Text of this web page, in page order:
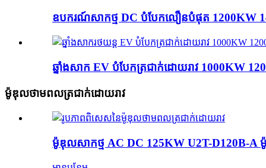
ឧបករណ៍សាកថ្ម DC បំបែកលឿនបំផុត 1200KW
ឆ្នាំងសាក EV បំបែកត្រជាក់ដោយរាវ 1000KW
ម៉ូឌុលថាមពលត្រជាក់ដោយរាវ
ម៉ូឌុលសាកថ្ម AC DC 125KW U2T-D120B-A